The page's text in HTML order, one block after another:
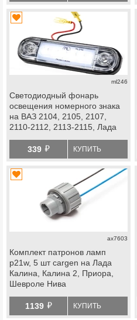
ml246
Светодиодный фонарь
освещения номерного знака
на ВАЗ 2104, 2105, 2107,
2110-2112, 2113-2115, Лада
Нива339 й КУПИТЬ
ax7603
Комплект патронов ламп
p21w, 5 шт cargen на Лада
Калина, Калина 2, Приора,
Шевроле Нива
1139 й КУПИТЬ